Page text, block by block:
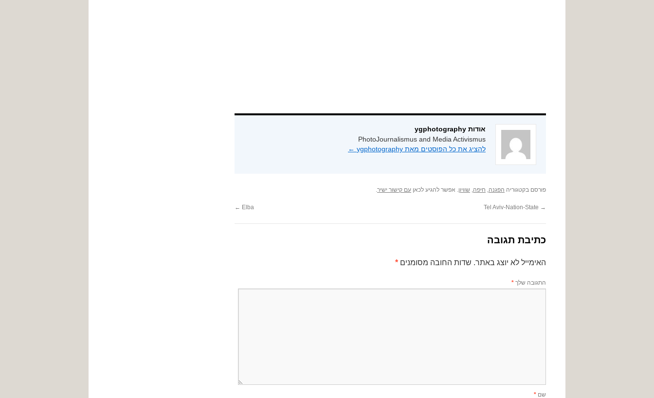
אודות ygphotography
PhotoJournalismus and Media Activismus
להציג את כל הפוסטים מאת ygphotography‏
←
פורסם בקטגוריה הפגנה, חיפה, שוויון. אפשר להגיע לכאן עם קישור ישיר.
→
Elba
←
כתיבת תגובה
האימייל לא יוצג באתר. שדות החובה מסומנים *
התגובה שלך *
שם *